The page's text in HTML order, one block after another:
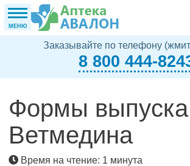
МЕНЮ
Заказывайте по телефону
8 800 444-
Формы выпуска
Ветмедина
Время на чтение: 1 минута